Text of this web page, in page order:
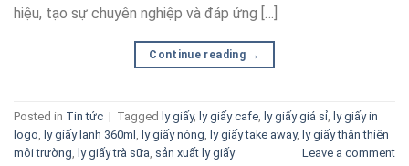
hiệu, tạo sự chuyên nghiệp và đáp ứng […]
Continue reading →
Posted in Tin tức | Tagged ly giấy, ly giấy cafe, ly giấy giá sỉ, ly giấy in
logo, ly giấy lạnh 360ml , ly giấy nóng, ly giấy take away, ly giấy thân thiện
môi trường, ly giấy trà sữa, sản xuất ly giấy Leave a comment